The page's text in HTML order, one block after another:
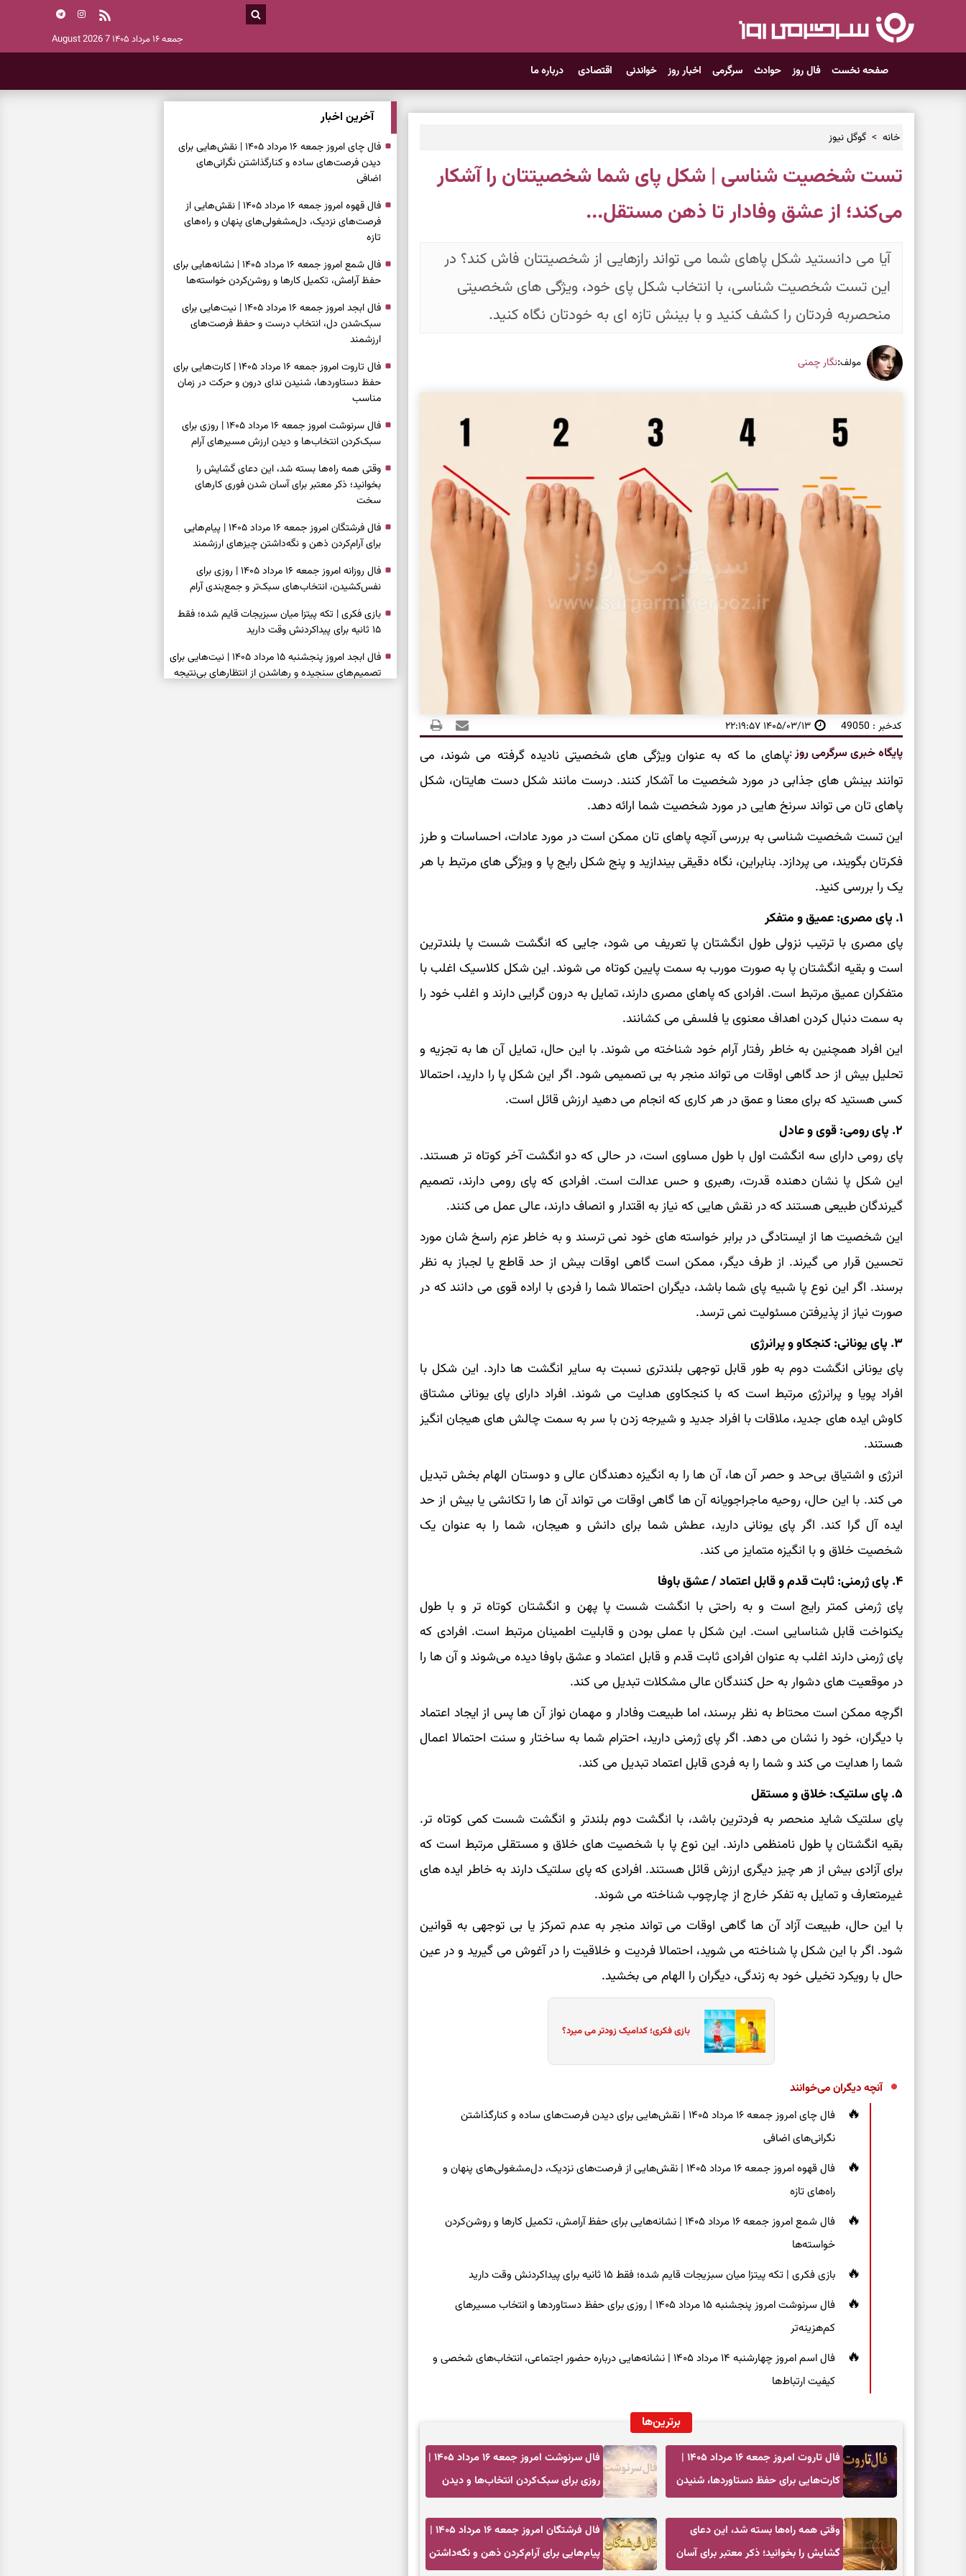
جمعه ۱۶ مرداد ۱۴۰۵ 7 August 2026
صفحه نخست فال روز حوادث سرگرمی اخبار روز خواندنی اقتصادی درباره ما
خانه گوگل نیوز
تست شخصیت شناسی | شکل پای شما شخصیتتان را آشکار
می‌کند؛ از عشق وفادار تا ذهن مستقل...
آیا می‌ دانستید شکل پاهای شما می‌ تواند رازهایی از شخصیتتان فاش کند؟ در
این تست شخصیت‌ شناسی، با انتخاب شکل پای خود، ویژگی‌ های شخصیتی
منحصربه‌ فردتان را کشف کنید و با بینش تازه‌ ای به خودتان نگاه کنید.
مولف:نگار چمنی
کدخبر : 49050 ۱۴۰۵/۰۳/۱۳ ۲۲:۱۹:۵۷
پایگاه خبری سرگرمی روز:پاهای ما که به عنوان ویژگی‌ های شخصیتی نادیده گرفته می‌ شوند، می‌
توانند بینش‌ های جذابی در مورد شخصیت ما آشکار کنند. درست مانند شکل دست‌ هایتان، شکل
پاهای تان می‌ تواند سرنخ‌ هایی در مورد شخصیت شما ارائه دهد.
این تست شخصیت شناسی به بررسی آنچه پاهای تان ممکن است در مورد عادات، احساسات و طرز
فکرتان بگویند، می‌ پردازد. بنابراین، نگاه دقیقی بیندازید و پنج شکل رایج پا و ویژگی‌ های مرتبط با هر
یک را بررسی کنید.
۱. پای مصری: عمیق و متفکر
پای مصری با ترتیب نزولی طول انگشتان پا تعریف می‌ شود، جایی که انگشت شست پا بلندترین
است و بقیه انگشتان پا به صورت مورب به سمت پایین کوتاه می‌ شوند. این شکل کلاسیک اغلب با
متفکران عمیق مرتبط است. افرادی که پاهای مصری دارند، تمایل به درون‌ گرایی دارند و اغلب خود را
به سمت دنبال کردن اهداف معنوی یا فلسفی می‌ کشانند.
این افراد همچنین به خاطر رفتار آرام خود شناخته می‌ شوند. با این حال، تمایل آن ها به تجزیه و
تحلیل بیش از حد گاهی اوقات می‌ تواند منجر به بی‌ تصمیمی شود. اگر این شکل پا را دارید، احتمالا
کسی هستید که برای معنا و عمق در هر کاری که انجام می‌ دهید ارزش قائل است.
۲. پای رومی: قوی و عادل
پای رومی دارای سه انگشت اول با طول مساوی است، در حالی که دو انگشت آخر کوتاه‌ تر هستند.
این شکل پا نشان دهنده قدرت، رهبری و حس عدالت است. افرادی که پای رومی دارند، تصمیم‌
گیرندگان طبیعی هستند که در نقش‌ هایی که نیاز به اقتدار و انصاف دارند، عالی عمل می‌ کنند.
این شخصیت‌ ها از ایستادگی در برابر خواسته‌ های خود نمی‌ ترسند و به خاطر عزم راسخ شان مورد
تحسین قرار می‌ گیرند. از طرف دیگر، ممکن است گاهی اوقات بیش از حد قاطع یا لجباز به نظر
برسند. اگر این نوع پا شبیه پای شما باشد، دیگران احتمالا شما را فردی با اراده قوی می‌ دانند که در
صورت نیاز از پذیرفتن مسئولیت نمی‌ ترسد.
۳. پای یونانی: کنجکاو و پرانرژی
پای یونانی انگشت دوم به طور قابل توجهی بلندتری نسبت به سایر انگشت ها دارد. این شکل با
افراد پویا و پرانرژی مرتبط است که با کنجکاوی هدایت می‌ شوند. افراد دارای پای یونانی مشتاق
کاوش ایده‌ های جدید، ملاقات با افراد جدید و شیرجه زدن با سر به سمت چالش‌ های هیجان‌ انگیز
هستند.
انرژی و اشتیاق بی‌حد و حصر آن ها، آن ها را به انگیزه‌ دهندگان عالی و دوستان الهام‌ بخش تبدیل
می‌ کند. با این حال، روحیه ماجراجویانه آن ها گاهی اوقات می‌ تواند آن ها را تکانشی یا بیش از حد
ایده‌ آل‌ گرا کند. اگر پای یونانی دارید، عطش شما برای دانش و هیجان، شما را به عنوان یک
شخصیت خلاق و با انگیزه متمایز می‌ کند.
۴. پای ژرمنی: ثابت قدم و قابل اعتماد / عشق باوفا
پای ژرمنی کمتر رایج است و به راحتی با انگشت شست پا پهن و انگشتان کوتاه‌ تر و با طول
یکنواخت قابل شناسایی است. این شکل با عملی بودن و قابلیت اطمینان مرتبط است. افرادی که
پای ژرمنی دارند اغلب به عنوان افرادی ثابت قدم و قابل اعتماد و عشق باوفا دیده می‌شوند و آن ها را
در موقعیت‌ های دشوار به حل‌ کنندگان عالی مشکلات تبدیل می‌ کند.
اگرچه ممکن است محتاط به نظر برسند، اما طبیعت وفادار و مهمان‌ نواز آن ها پس از ایجاد اعتماد
با دیگران، خود را نشان می‌ دهد. اگر پای ژرمنی دارید، احترام شما به ساختار و سنت احتمالا اعمال
شما را هدایت می‌ کند و شما را به فردی قابل اعتماد تبدیل می‌ کند.
۵. پای سلتیک: خلاق و مستقل
پای سلتیک شاید منحصر به فردترین باشد، با انگشت دوم بلندتر و انگشت شست کمی کوتاه‌ تر.
بقیه انگشتان پا طول نامنظمی دارند. این نوع پا با شخصیت‌ های خلاق و مستقلی مرتبط است که
برای آزادی بیش از هر چیز دیگری ارزش قائل هستند. افرادی که پای سلتیک دارند به خاطر ایده‌ های
غیرمتعارف و تمایل به تفکر خارج از چارچوب شناخته می‌ شوند.
با این حال، طبیعت آزاد آن ها گاهی اوقات می‌ تواند منجر به عدم تمرکز یا بی‌ توجهی به قوانین
شود. اگر با این شکل پا شناخته می‌ شوید، احتمالا فردیت و خلاقیت را در آغوش می‌ گیرید و در عین
حال با رویکرد تخیلی خود به زندگی، دیگران را الهام می‌ بخشید.
بازی فکری؛ کدامیک زودتر می میرد؟
آنچه دیگران می‌خوانند
فال چای امروز جمعه ۱۶ مرداد ۱۴۰۵ | نقش‌هایی برای دیدن فرصت‌های ساده و کنارگذاشتن
نگرانی‌های اضافی
فال قهوه امروز جمعه ۱۶ مرداد ۱۴۰۵ | نقش‌هایی از فرصت‌های نزدیک، دل‌مشغولی‌های پنهان و
راه‌های تازه
فال شمع امروز جمعه ۱۶ مرداد ۱۴۰۵ | نشانه‌هایی برای حفظ آرامش، تکمیل کارها و روشن‌کردن
خواسته‌ها
بازی فکری | تکه پیتزا میان سبزیجات قایم شده؛ فقط ۱۵ ثانیه برای پیداکردنش وقت دارید
فال سرنوشت امروز پنجشنبه ۱۵ مرداد ۱۴۰۵ | روزی برای حفظ دستاوردها و انتخاب مسیرهای
کم‌هزینه‌تر
فال اسم امروز چهارشنبه ۱۴ مرداد ۱۴۰۵ | نشانه‌هایی درباره حضور اجتماعی، انتخاب‌های شخصی و
کیفیت ارتباط‌ها
برترین‌ها
فال تاروت امروز جمعه ۱۶ مرداد ۱۴۰۵ |
کارت‌هایی برای حفظ دستاوردها، شنیدن
فال سرنوشت امروز جمعه ۱۶ مرداد ۱۴۰۵ |
روزی برای سبک‌کردن انتخاب‌ها و دیدن
وقتی همه راه‌ها بسته شد، این دعای
گشایش را بخوانید؛ ذکر معتبر برای آسان
فال فرشتگان امروز جمعه ۱۶ مرداد ۱۴۰۵ |
پیام‌هایی برای آرام‌کردن ذهن و نگه‌داشتن
آخرین اخبار
فال چای امروز جمعه ۱۶ مرداد ۱۴۰۵ | نقش‌هایی برای
دیدن فرصت‌های ساده و کنارگذاشتن نگرانی‌های
اضافی
فال قهوه امروز جمعه ۱۶ مرداد ۱۴۰۵ | نقش‌هایی از
فرصت‌های نزدیک، دل‌مشغولی‌های پنهان و راه‌های
تازه
فال شمع امروز جمعه ۱۶ مرداد ۱۴۰۵ | نشانه‌هایی برای
حفظ آرامش، تکمیل کارها و روشن‌کردن خواسته‌ها
فال ابجد امروز جمعه ۱۶ مرداد ۱۴۰۵ | نیت‌هایی برای
سبک‌شدن دل، انتخاب درست و حفظ فرصت‌های
ارزشمند
فال تاروت امروز جمعه ۱۶ مرداد ۱۴۰۵ | کارت‌هایی برای
حفظ دستاوردها، شنیدن ندای درون و حرکت در زمان
مناسب
فال سرنوشت امروز جمعه ۱۶ مرداد ۱۴۰۵ | روزی برای
سبک‌کردن انتخاب‌ها و دیدن ارزش مسیرهای آرام
وقتی همه راه‌ها بسته شد، این دعای گشایش را
بخوانید؛ ذکر معتبر برای آسان شدن فوری کارهای
سخت
فال فرشتگان امروز جمعه ۱۶ مرداد ۱۴۰۵ | پیام‌هایی
برای آرام‌کردن ذهن و نگه‌داشتن چیزهای ارزشمند
فال روزانه امروز جمعه ۱۶ مرداد ۱۴۰۵ | روزی برای
نفس‌کشیدن، انتخاب‌های سبک‌تر و جمع‌بندی آرام
بازی فکری | تکه پیتزا میان سبزیجات قایم شده؛ فقط
۱۵ ثانیه برای پیداکردنش وقت دارید
فال ابجد امروز پنجشنبه ۱۵ مرداد ۱۴۰۵ | نیت‌هایی برای
تصمیم‌های سنجیده و رهاشدن از انتظارهای بی‌نتیجه